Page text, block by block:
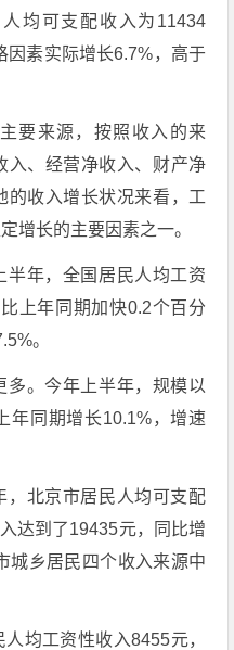
均可支配收入为11434
因素实际增长6.7%，高于
要来源，按照收入的来
入、经营净收入、财产净
的收入增长状况来看，工
增长的主要因素之一。
半年，全国居民人均工资
上年同期加快0.2个百分
。
多。今年上半年，规模以
年同期增长10.1%，增速
，北京市居民人均可支配
达到了19435元，同比增
城乡居民四个收入来源中
均工资性收入8455元，